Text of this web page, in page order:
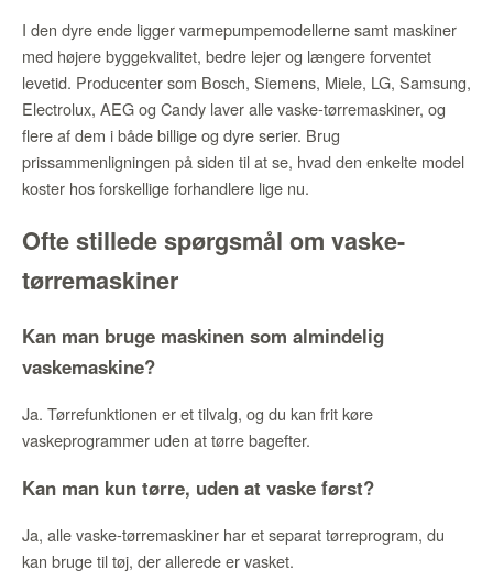
I den dyre ende ligger varmepumpemodellerne samt maskiner
med højere byggekvalitet, bedre lejer og længere forventet
levetid. Producenter som Bosch, Siemens, Miele, LG, Samsung,
Electrolux, AEG og Candy laver alle vaske-tørremaskiner, og
flere af dem i både billige og dyre serier. Brug
prissammenligningen på siden til at se, hvad den enkelte model
koster hos forskellige forhandlere lige nu.
Ofte stillede spørgsmål om vaske-
tørremaskiner
Kan man bruge maskinen som almindelig
vaskemaskine?
Ja. Tørrefunktionen er et tilvalg, og du kan frit køre
vaskeprogrammer uden at tørre bagefter.
Kan man kun tørre, uden at vaske først?
Ja, alle vaske-tørremaskiner har et separat tørreprogram, du
kan bruge til tøj, der allerede er vasket.